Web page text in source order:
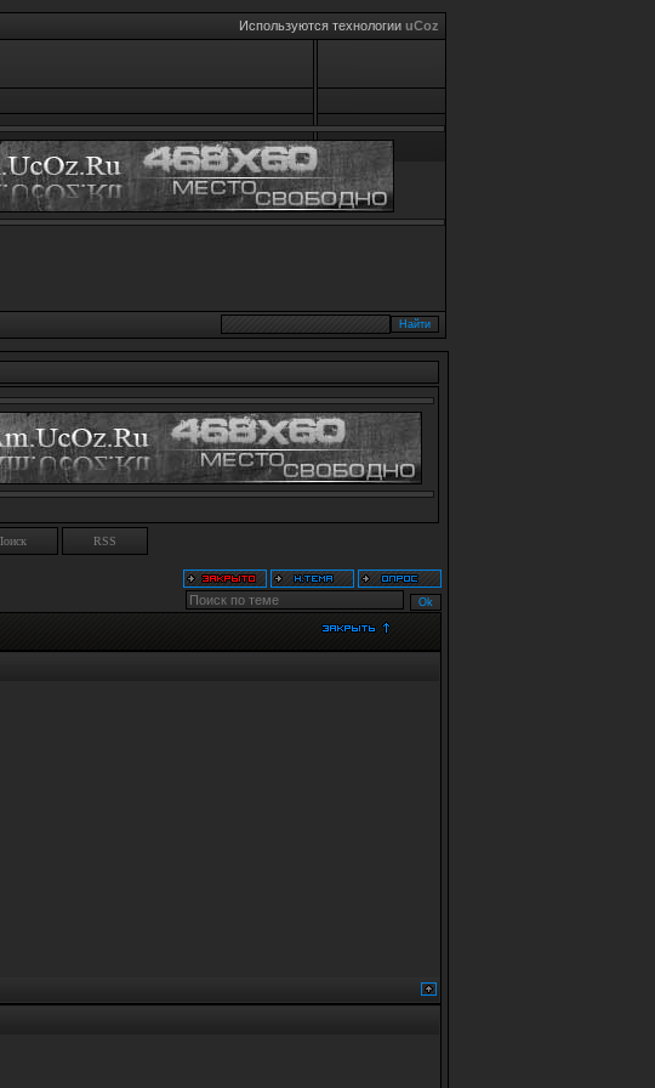
Используются технологии uCoz
RSS